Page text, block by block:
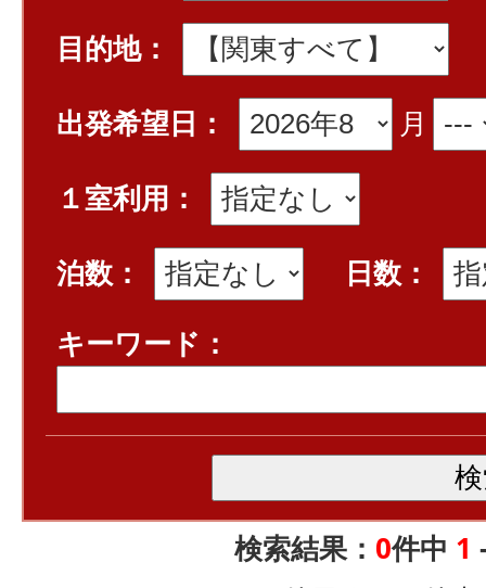
目的地：
出発希望日：
月
１室利用：
泊数：
日数：
キーワード：
検索結果： 0件中 1